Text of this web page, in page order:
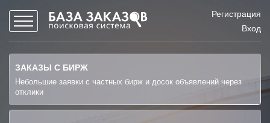
Регистрация
Вход
ЗАКАЗЫ С БИРЖ
Небольшие заявки с частных бирж и досок объявлений через
отклики